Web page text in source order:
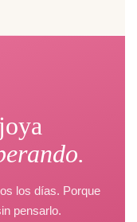
los días. Porque
pensarlo.